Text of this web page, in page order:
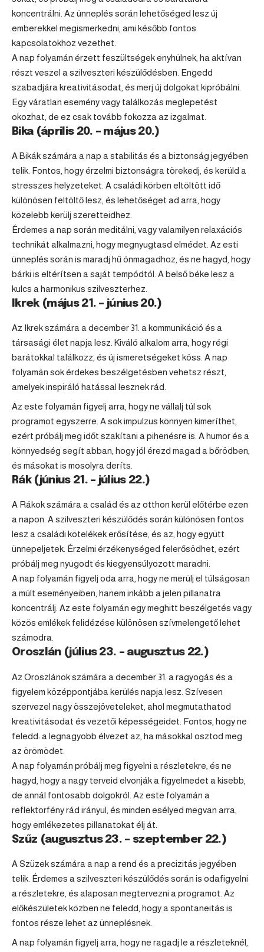
koncentrálni. Az ünneplés során lehetőséged lesz új
emberekkel megismerkedni, ami később fontos
kapcsolatokhoz vezethet.
A nap folyamán érzett feszültségek enyhülnek, ha aktívan
részt veszel a szilveszteri készülődésben. Engedd
szabadjára kreativitásodat, és merj új dolgokat kipróbálni.
Egy váratlan esemény vagy találkozás meglepetést
okozhat, de ez csak tovább fokozza az izgalmat.
Bika (április 20. – május 20.)
A Bikák számára a nap a stabilitás és a biztonság jegyében
telik. Fontos, hogy érzelmi biztonságra törekedj, és kerüld a
stresszes helyzeteket. A családi körben eltöltött idő
különösen feltöltő lesz, és lehetőséget ad arra, hogy
közelebb kerülj szeretteidhez.
Érdemes a nap során meditálni, vagy valamilyen relaxációs
technikát alkalmazni, hogy megnyugtasd elmédet. Az esti
ünneplés során is maradj hű önmagadhoz, és ne hagyd, hogy
bárki is eltérítsen a saját tempódtól. A belső béke lesz a
kulcs a harmonikus szilveszterhez.
Ikrek (május 21. – június 20.)
Az Ikrekszámára a december 31. a kommunikáció és a
társasági élet napja lesz. Kiváló alkalom arra, hogy régi
barátokkal találkozz, és új ismeretségeket köss. A nap
folyamán sok érdekes beszélgetésben vehetsz részt,
amelyek inspiráló hatással lesznek rád.
Az este folyamán figyelj arra, hogy ne vállalj túl sok
programot egyszerre. A sok impulzus könnyen kimeríthet,
ezért próbálj meg időt szakítani a pihenésre is. A humor és a
könnyedség segít abban, hogy jól érezd magad a bőrödben,
és másokat is mosolyra deríts.
Rák (június 21. – július 22.)
A Rákok számára a család és az otthon kerül előtérbe ezen
a napon. A szilveszteri készülődés során különösen fontos
lesz a családi kötelékek erősítése, és az, hogy együtt
ünnepeljetek. Érzelmi érzékenységed felerősödhet, ezért
próbálj meg nyugodt és kiegyensúlyozott maradni.
A nap folyamán figyelj oda arra, hogy ne merülj el túlságosan
a múlt eseményeiben, hanem inkább a jelen pillanatra
koncentrálj. Az este folyamán egy meghitt beszélgetés vagy
közös emlékek felidézése különösen szívmelengető lehet
számodra.
Oroszlán (július 23. – augusztus 22.)
Az Oroszlánok számára a december 31. a ragyogás és a
figyelem középpontjába kerülés napja lesz. Szívesen
szervezel nagy összejöveteleket, ahol megmutathatod
kreativitásodat és vezetői képességeidet. Fontos, hogy ne
feledd: a legnagyobb élvezet az, ha másokkal osztod meg
az örömödet.
A nap folyamán próbálj meg figyelni a részletekre, és ne
hagyd, hogy a nagy terveid elvonják a figyelmedet a kisebb,
de annál fontosabb dolgokról. Az este folyamán a
reflektorfény rád irányul, és minden esélyed megvan arra,
hogy emlékezetes pillanatokat élj át.
Szűz (augusztus 23. – szeptember 22.)
A Szüzek számára a nap a rend és a precizitás jegyében
telik. Érdemes a szilveszteri készülődés során is odafigyelni
a részletekre, és alaposan megtervezni a programot. Az
előkészületek közben ne feledd, hogy a spontaneitás is
fontos része lehet az ünneplésnek.
A nap folyamán figyelj arra, hogy ne ragadj le a részleteknél,